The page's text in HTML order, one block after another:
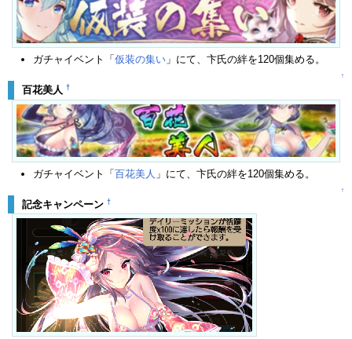
ガチャイベント「 仮装の集い 」にて、卞氏の絆を120個集める。
↑
百花美人 †
ガチャイベント「百花美人 」にて、卞氏の絆を120個集める。
↑
記念キャンペーン †